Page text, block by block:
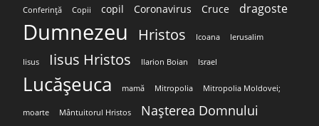
Conferință Copii copil Coronavirus Cruce dragoste
Dumnezeu Hristos Icoana Ierusalim
Iisus Iisus Hristos Ilarion Boian Israel
Lucășeuca mamă Mitropolia Mitropolia Moldovei;
moarte Mântuitorul Hristos Nașterea Domnului